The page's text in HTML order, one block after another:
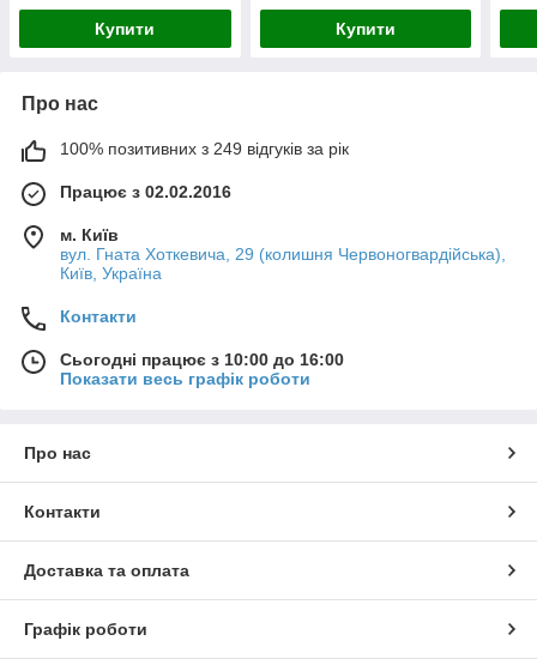
Купити Купити
Про нас
100% позитивних з 249 відгуків за рік
Працює з 02.02.2016
м. Київ
вул. Гната Хоткевича, 29 (колишня Червоногвардійська),
Київ, Україна
Контакти
Сьогодні працює з 10:00 до 16:00
Показати весь графік роботи
Про нас
Контакти
Доставка та оплата
Графік роботи